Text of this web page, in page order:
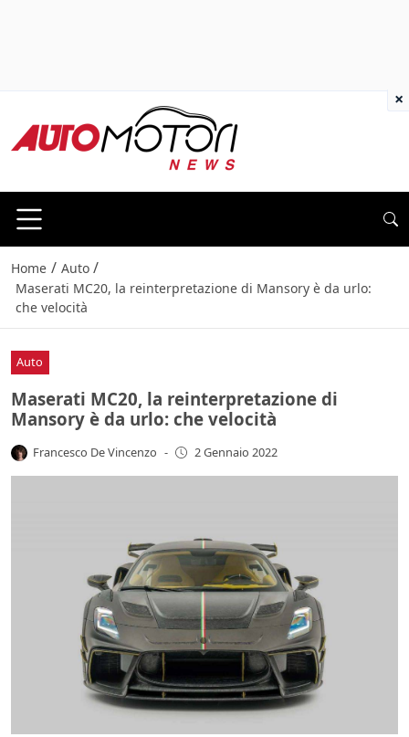
Home / Auto /
Maserati MC20, la reinterpretazione di Mansory è da urlo:
che velocità
Auto
Maserati MC20, la reinterpretazione di
Mansory è da urlo: che velocità
Francesco De Vincenzo - 2 Gennaio 2022
×